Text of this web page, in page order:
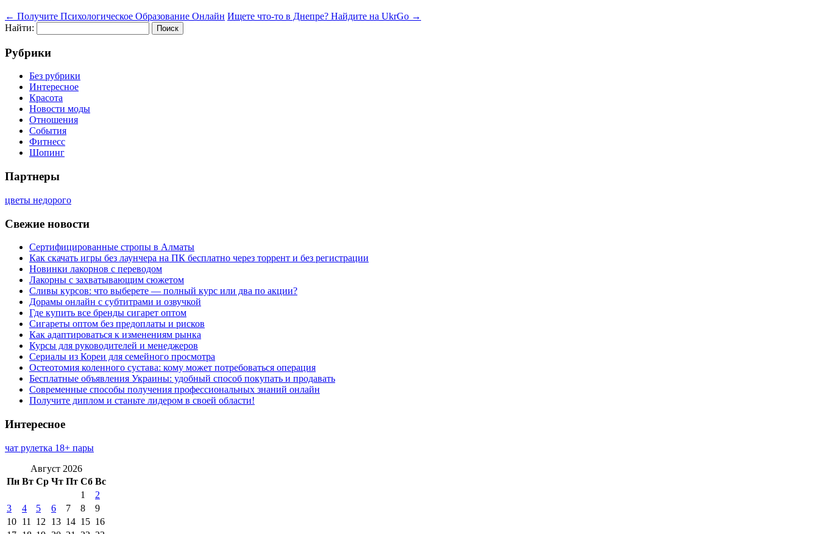
← Получите Психологическое Образование Онлайн Ищете что-то в Днепре? Найдите на UkrGo →
Найти:
Рубрики
Без рубрики
Интересное
Красота
Новости моды
Отношения
События
Фитнесс
Шопинг
Партнеры
цветы недорого
Свежие новости
Сертифицированные стропы в Алматы
Как скачать игры без лаунчера на ПК бесплатно через торрент и без регистрации
Новинки лакорнов с переводом
Лакорны с захватывающим сюжетом
Сливы курсов: что выберете — полный курс или два по акции?
Дорамы онлайн с субтитрами и озвучкой
Где купить все бренды сигарет оптом
Сигареты оптом без предоплаты и рисков
Как адаптироваться к изменениям рынка
Курсы для руководителей и менеджеров
Сериалы из Кореи для семейного просмотра
Остеотомия коленного сустава: кому может потребоваться операция
Бесплатные объявления Украины: удобный способ покупать и продавать
Современные способы получения профессиональных знаний онлайн
Получите диплом и станьте лидером в своей области!
Интересное
чат рулетка 18+ пары
Август 2026
Пн Вт Ср Чт Пт Сб Вс
1
2
3
4 5 6 7 8
9
10 11 12 13 14 15 16